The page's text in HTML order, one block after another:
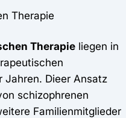
Therapie
Therapie liegen in
Jahren. Dieer Ansatz
schizophrenen
Familienmitglieder